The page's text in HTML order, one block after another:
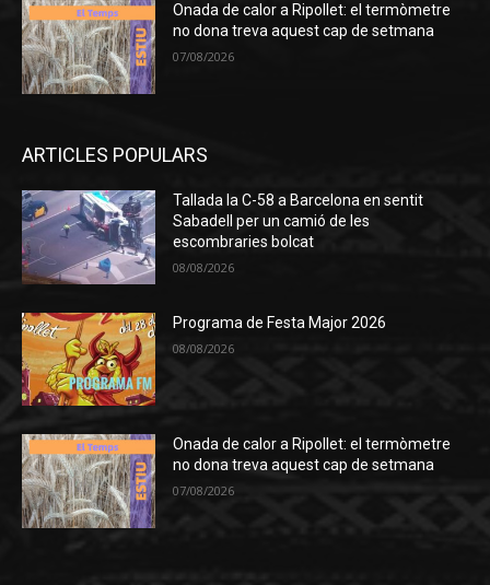
Onada de calor a Ripollet: el termòmetre
no dona treva aquest cap de setmana
07/08/2026
ARTICLES POPULARS
Tallada la C-58 a Barcelona en sentit
Sabadell per un camió de les
escombraries bolcat
08/08/2026
Programa de Festa Major 2026
08/08/2026
Onada de calor a Ripollet: el termòmetre
no dona treva aquest cap de setmana
07/08/2026